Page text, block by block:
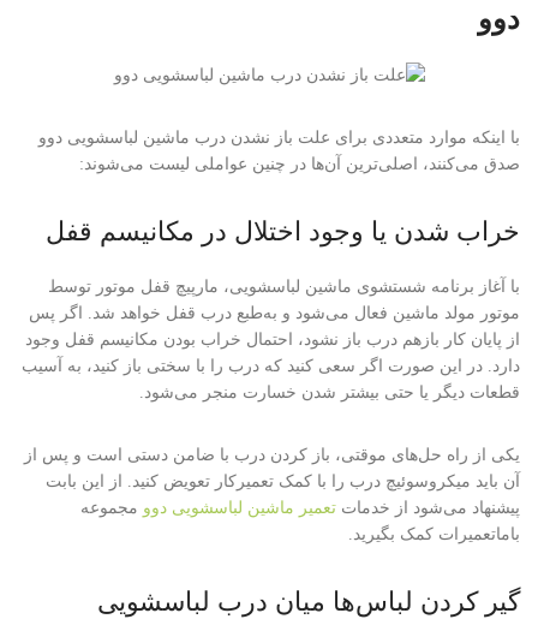
دوو
با اینکه موارد متعددی برای علت باز نشدن درب ماشین لباسشویی دوو
صدق می‌کنند، اصلی‌ترین آن‌ها در چنین عواملی لیست می‌شوند:
خراب شدن یا وجود اختلال در مکانیسم قفل
با آغاز برنامه شستشوی ماشین لباسشویی، مارپیچ قفل موتور توسط
موتور مولد ماشین فعال می‌شود و به‌طبع درب قفل خواهد شد. اگر پس
از پایان کار بازهم درب باز نشود، احتمال خراب بودن مکانیسم قفل وجود
دارد. در این صورت اگر سعی کنید که درب را با سختی باز کنید، به آسیب
قطعات دیگر یا حتی بیشتر شدن خسارت منجر می‌شود.
یکی از راه حل‌های موقتی، باز کردن درب با ضامن دستی است و پس از
آن باید میکروسوئیچ درب را با کمک تعمیرکار تعویض کنید. از این بابت
پیشنهاد می‌شود از خدمات تعمیر ماشین لباسشویی دوو مجموعه
باماتعمیرات کمک بگیرید.
گیر کردن لباس‌ها میان درب لباسشویی